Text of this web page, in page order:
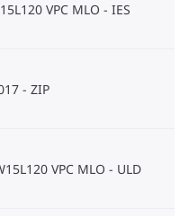
VPC MLO IES
ZIP
VPC MLO ULD